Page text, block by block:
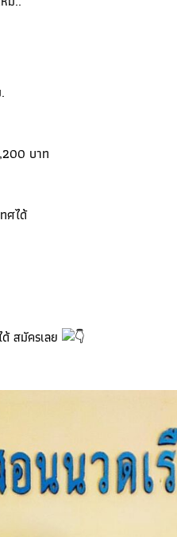
บาท
ศได้
สมัครเลย